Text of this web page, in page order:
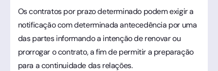
Os contratos por prazo determinado podem exigir a
notificação com determinada antecedência por uma
das partes informando a intenção de renovar ou
prorrogar o contrato, a fim de permitir a preparação
para a continuidade das relações.